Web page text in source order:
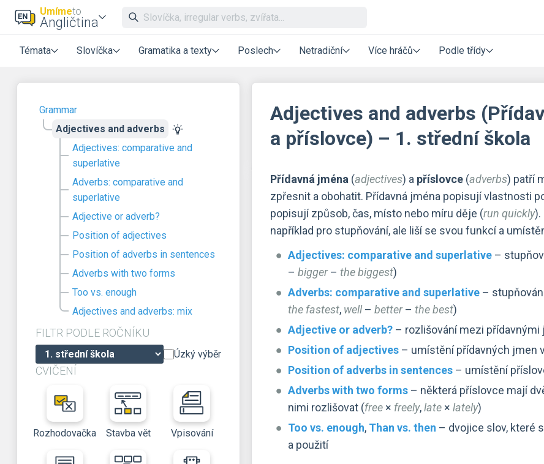
Umímeto
Angličtina
Témata Slovíčka Gramatika a texty Poslech Netradiční Více hráčů Podle třídy
Grammar
Adjectives and adverbs
Adjectives: comparative and
superlative
Adverbs: comparative and
superlative
Adjective or adverb?
Position of adjectives
Position of adverbs in sentences
Adverbs with two forms
Too vs. enough
Adjectives and adverbs: mix
FILTR PODLE ROČNÍKU
Úzký výběr
CVIČENÍ
Rozhodovačka Stavba vět Vpisování
Adjectives and adverbs
a příslovce) – 1. střední škola
Přídavná jména (adjectives) a příslovce (adverbs) patří
zpřesnit a obohatit. Přídavná jména popisují vlastnosti
popisují způsob, čas, místo nebo míru děje (run quickly).
například pro stupňování, ale liší se svou funkcí a
Adjectives: comparative and superlative –
–bigger–the biggest)
Adverbs: comparative and superlative –
the fastest, well–better–the best)
Adjective or adverb? – rozlišování mezi přídavnými
Position of adjectives – umístění přídavných jmen
Position of adverbs in sentences – umístění
Adverbs with two forms – některá příslovce mají
nimi rozlišovat (free × freely,late ×lately)
Too vs. enough, Than vs. then – dvojice slov, které
a použití